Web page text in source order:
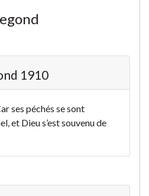
1910
ses péchés se sont
et Dieu s’est souvenu de